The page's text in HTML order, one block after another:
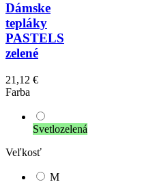
Dámske
tepláky
PASTELS
zelené
21,12 €
Farba
Svetlozelená
Veľkosť
M